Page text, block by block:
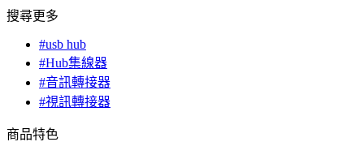
搜尋更多
#usb hub
#Hub集線器
#音訊轉接器
#視訊轉接器
商品特色